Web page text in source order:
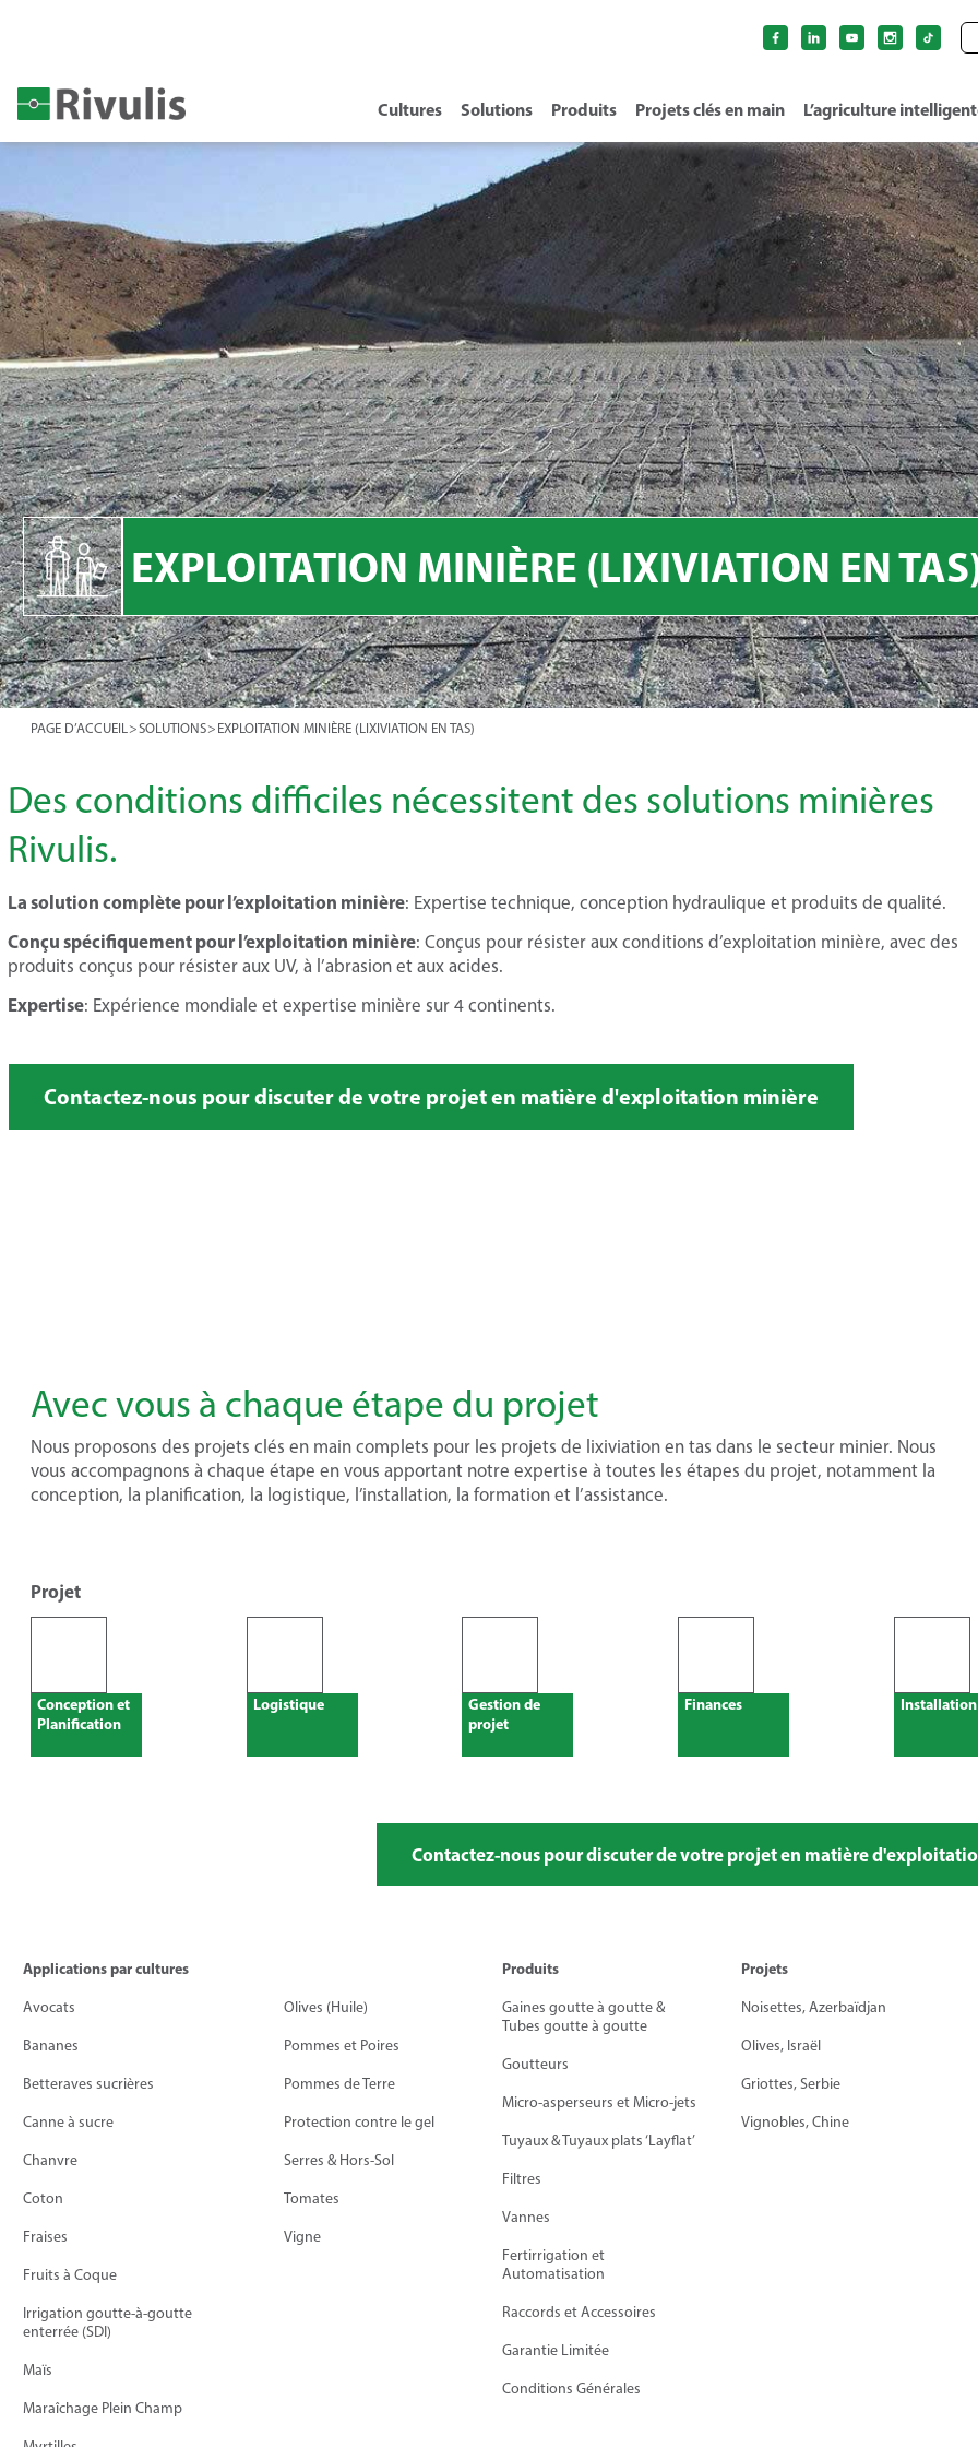
Cultures Solutions Produits Projets clés en main L’agriculture
EXPLOITATION MINIÈRE (LIXIVIATION EN
PAGE D’ACCUEIL>SOLUTIONS> EXPLOITATION MINIÈRE (LIXIVIATION EN TAS)
Des conditions difficiles nécessitent des solutions minières
Rivulis.
La solution complète pour l’exploitation minière: Expertise technique, conception hydraulique et produits de qualité.
Conçu spécifiquement pour l’exploitation minière: Conçus pour résister aux conditions d’exploitation minière, avec des
produits conçus pour résister aux UV, à l’abrasion et aux acides.
Expertise: Expérience mondiale et expertise minière sur 4 continents.
Contactez-nous pour discuter de votre projet en matière d'exploitation minière
Avec vous à chaque étape du projet
Nous proposons des projets clés en main complets pour les projets de lixiviation en tas dans le secteur minier. Nous
vous accompagnons à chaque étape en vous apportant notre expertise à toutes les étapes du projet, notamment la
conception, la planification, la logistique, l’installation, la formation et l’assistance.
Projet
Conception et
Planification
Logistique
Gestion de
projet
Finances Installation
Contactez-nous pour discuter de votre projet en matière
Applications par cultures
Avocats
Bananes
Betteraves sucrières
Canne à sucre
Chanvre
Coton
Fraises
Fruits à Coque
Irrigation goutte-à-goutte
enterrée (SDI)
Maïs
Maraîchage Plein Champ
Olives (Huile)
Pommes et Poires
Pommes de Terre
Protection contre le gel
Serres & Hors-Sol
Tomates
Vigne
Produits
Gaines goutte à goutte &
Tubes goutte à goutte
Goutteurs
Micro-asperseurs et Micro-jets
Tuyaux & Tuyaux plats ‘Layflat’
Filtres
Vannes
Fertirrigation et
Automatisation
Raccords et Accessoires
Garantie Limitée
Conditions Générales
Projets
Noisettes, Azerbaïdjan
Olives, Israël
Griottes, Serbie
Vignobles, Chine